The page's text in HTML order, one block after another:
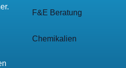
F&E Beratung
Chemikalien